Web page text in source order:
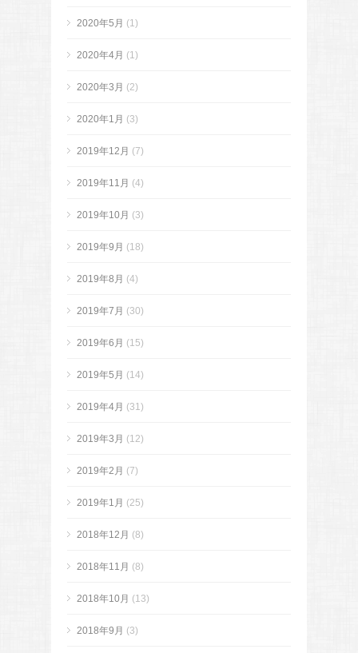
2020年5月 (1)
2020年4月 (1)
2020年3月 (2)
2020年1月 (3)
2019年12月 (7)
2019年11月 (4)
2019年10月 (3)
2019年9月 (18)
2019年8月 (4)
2019年7月 (30)
2019年6月 (15)
2019年5月 (14)
2019年4月 (31)
2019年3月 (12)
2019年2月 (7)
2019年1月 (25)
2018年12月 (8)
2018年11月 (8)
2018年10月 (13)
2018年9月 (3)